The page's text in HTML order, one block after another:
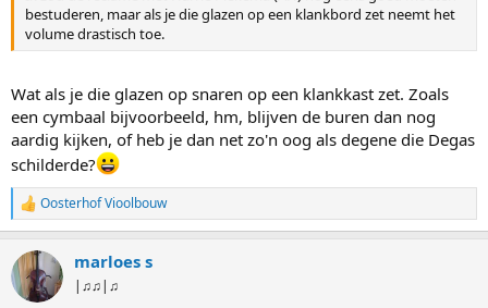
bestuderen, maar als je die glazen op een klankbord zet neemt het
volume drastisch toe.
Wat als je die glazen op snaren op een klankkast zet. Zoals
een cymbaal bijvoorbeeld, hm, blijven de buren dan nog
aardig kijken, of heb je dan net zo'n oog als degene die Degas
schilderde?
W
a
r
d
e
Oosterhof Vioolbouw
marloes s
|♫♫|♫